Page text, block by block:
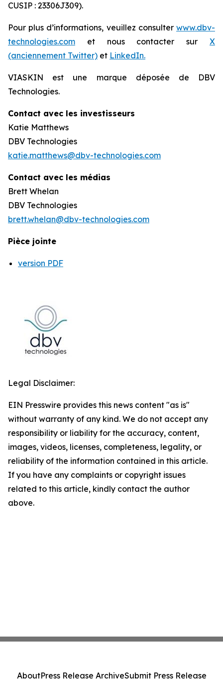
CUSIP : 23306J309).
Pour plus d’informations, veuillez consulter www.dbv-
technologies.com et nous contacter sur X
(anciennement Twitter) et LinkedIn.
VIASKIN est une marque déposée de DBV
Technologies.
Contact avec les investisseurs
Katie Matthews
DBV Technologies
katie.matthews@dbv-technologies.com
Contact avec les médias
Brett Whelan
DBV Technologies
brett.whelan@dbv-technologies.com
Pièce jointe
version PDF
Legal Disclaimer:
EIN Presswire provides this news content "as is"
without warranty of any kind. We do not accept any
responsibility or liability for the accuracy, content,
images, videos, licenses, completeness, legality, or
reliability of the information contained in this article.
If you have any complaints or copyright issues
related to this article, kindly contact the author
above.
AboutPress Release ArchiveSubmit Press Release